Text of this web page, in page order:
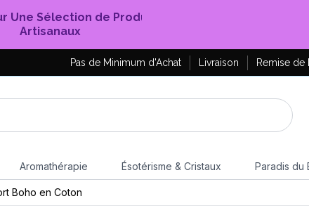
Une Sélection de Produits
Artisanaux
Pas de Minimum d'Achat Livraison Remise de
Aromathérapie Ésotérisme & Cristaux Paradis du
Boho en Coton